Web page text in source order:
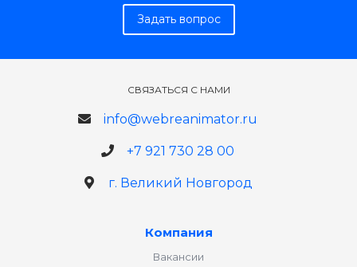
Задать вопрос
СВЯЗАТЬСЯ С НАМИ
info@webreanimator.ru
+7 921 730 28 00
г. Великий Новгород
Компания
Вакансии